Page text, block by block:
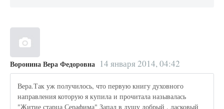
Воронина Вера Федоровна 14 января 2014, 04:42
Вера.Так уж получилось, что первую книгу духовного
направления которую я купила и прочитала называлась
"Житие старца Серафима" Запал в душу добрый , ласковый